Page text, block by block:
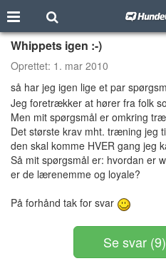
Whippets igen :-)
Oprettet: 1. mar 2010
så har jeg igen lige et par
Jeg foretrækker at hører fra folk
Men mit spørgsmål er omkring
Det største krav mht. træning jeg
den skal komme HVER gang jeg
Så mit spørgsmål er: hvordan er
er de lærenemme og loyale?
På forhånd tak for svar
Se svar